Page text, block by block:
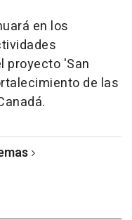
en los
proyecto 'San
de las